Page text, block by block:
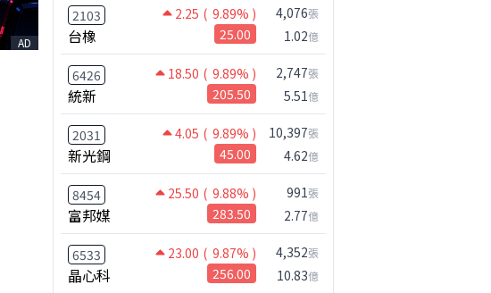
AD
2103 2.25 ( 9.89% )
台橡 25.00
4,076張
1.02億
6426 18.50 ( 9.89% )
統新 205.50
2,747張
5.51億
2031 4.05 ( 9.89% )
新光鋼 45.00
10,397張
4.62億
8454 25.50 ( 9.88% )
富邦媒 283.50
991張
2.77億
6533 23.00 ( 9.87% )
晶心科 256.00
4,352張
10.83億